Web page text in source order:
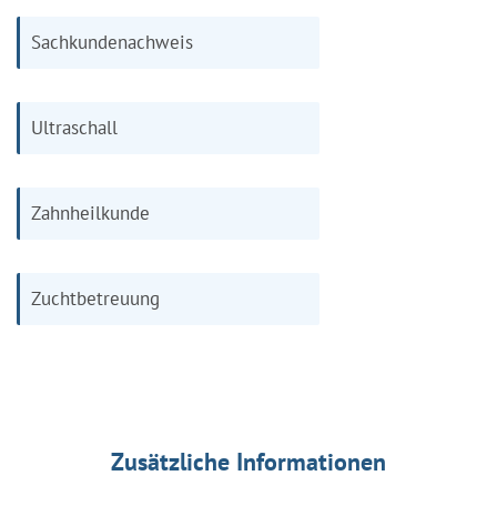
Sachkundenachweis
Ultraschall
Zahnheilkunde
Zuchtbetreuung
Zusätzliche Informationen